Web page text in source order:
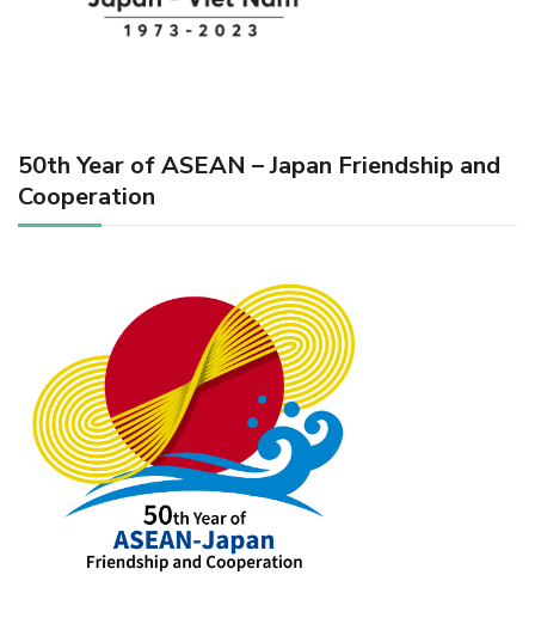
50th Year of ASEAN – Japan Friendship and
Cooperation